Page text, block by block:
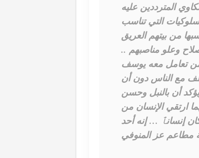
المترددين عليه
التي تناسب
من بيتهم العريق
وعلو مناصبهم ..
تعامل معه يوسف
مع الناس دون أن
أن بالنبل وحسن
ارتقي الإنسان من
إنسانٱ … إنه أحد
مطاعم عز المنوفي